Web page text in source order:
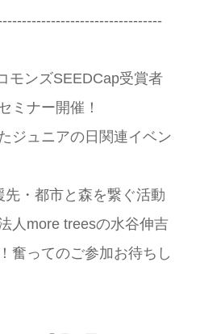
ンズSEEDCap受賞者
ミナー開催！
ジュニアの日関連イベン
・都市と森を繋ぐ活動
人more treesの水谷伸吉
奮ってのご参加お待ちし